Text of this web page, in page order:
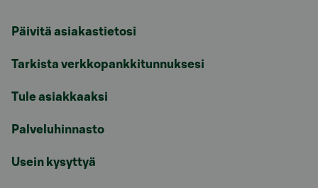
Päivitä asiakastietosi
Tarkista verkkopankkitunnuksesi
Tule asiakkaaksi
Palveluhinnasto
Usein kysyttyä